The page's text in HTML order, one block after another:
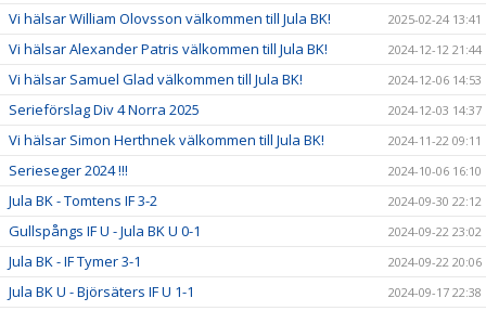
Vi hälsar William Olovsson välkommen till Jula BK! 2025-02-24 13:41
Vi hälsar Alexander Patris välkommen till Jula BK! 2024-12-12 21:44
Vi hälsar Samuel Glad välkommen till Jula BK! 2024-12-06 14:53
Serieförslag Div 4 Norra 2025 2024-12-03 14:37
Vi hälsar Simon Herthnek välkommen till Jula BK! 2024-11-22 09:11
Serieseger 2024 !!! 2024-10-06 16:10
Jula BK - Tomtens IF 3-2 2024-09-30 22:12
Gullspångs IF U - Jula BK U 0-1 2024-09-22 23:02
Jula BK - IF Tymer 3-1 2024-09-22 20:06
Jula BK U - Björsäters IF U 1-1 2024-09-17 22:38